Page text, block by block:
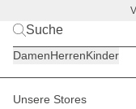
DamenHerrenKinder
Unsere Stores